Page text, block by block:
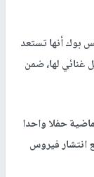
بوك أنها تستعد
غنائي لها، ضمن
حفلا واحدا
انتشار فيروس